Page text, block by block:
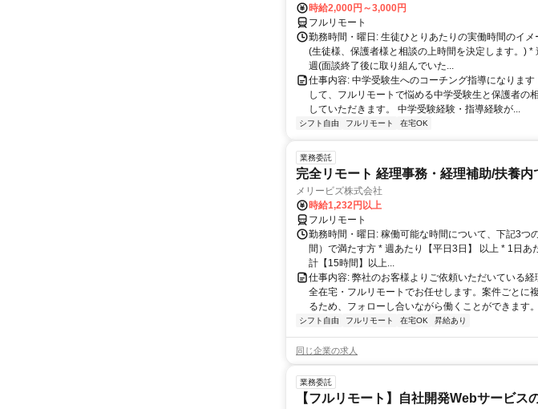
時給2,000円～3,000円
フルリモート
勤務時間・曜日: 生徒ひとりあたりの実働時間のイ
(生徒様、保護者様と相談の上時間を決定します。) *
週(面談終了後に取り組んでいた...
仕事内容: 中学受験生へのコーチング指導になりま
して、フルリモートで悩める中学受験生と保護者の
していただきます。 中学受験経験・指導経験が...
シフト自由 フルリモート 在宅OK
業務委託
完全リモート 経理事務・経理補助/扶養内
メリービズ株式会社
時給1,232円以上
フルリモート
勤務時間・曜日: 稼働可能な時間について、下記3つ
間）で満たす方 * 週あたり【平日3日】 以上 * 1日あ
計【15時間】以上...
仕事内容: 弊社のお客様よりご依頼いただいている
全在宅・フルリモートでお任せします。案件ごとに
るため、フォローし合いながら働くことができます
シフト自由 フルリモート 在宅OK 昇給あり
同じ企業の求人
業務委託
【フルリモート】自社開発Webサービス